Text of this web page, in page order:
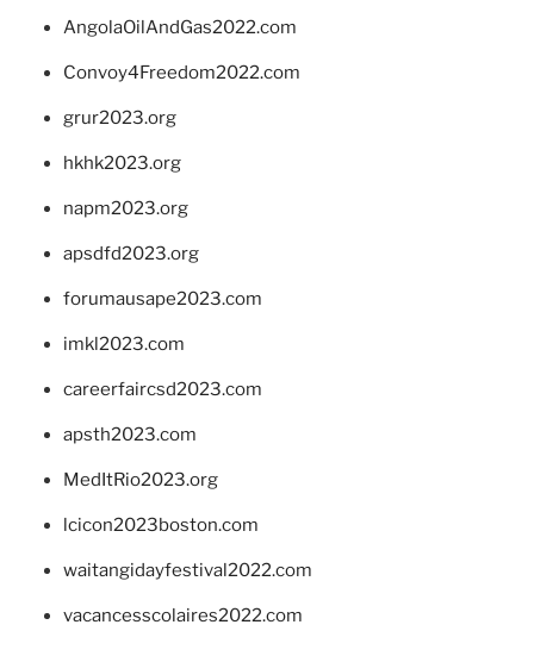
AngolaOilAndGas2022.com
Convoy4Freedom2022.com
grur2023.org
hkhk2023.org
napm2023.org
apsdfd2023.org
forumausape2023.com
imkl2023.com
careerfaircsd2023.com
apsth2023.com
MedItRio2023.org
lcicon2023boston.com
waitangidayfestival2022.com
vacancesscolaires2022.com